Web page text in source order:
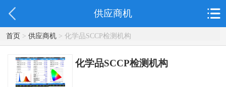
供应商机
首页> 供应商机> 化学品SCCP检测机构
化学品SCCP检测机构